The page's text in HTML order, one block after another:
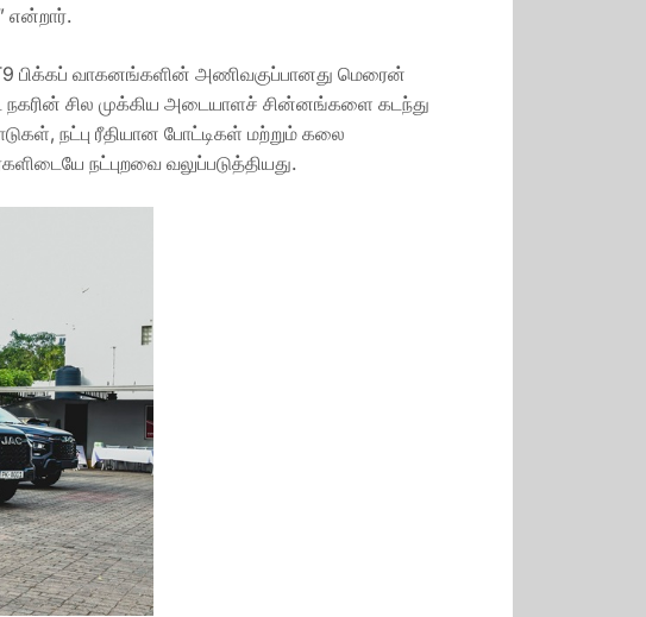
என்றார்.
பிக்கப் வாகனங்களின் அணிவகுப்பானது மெரைன்
நகரின் சில முக்கிய அடையாளச் சின்னங்களை கடந்து
நட்பு ரீதியான போட்டிகள் மற்றும் கலை
நட்புறவை வலுப்படுத்தியது.